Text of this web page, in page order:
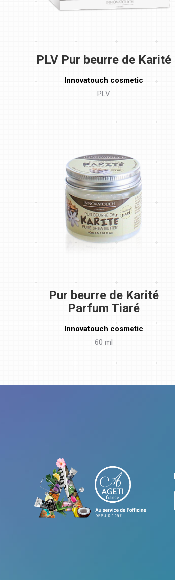
PLV Pur beurre de Karité
Innovatouch cosmetic
PLV
Pur beurre de Karité
Parfum Tiaré
Innovatouch cosmetic
60 ml